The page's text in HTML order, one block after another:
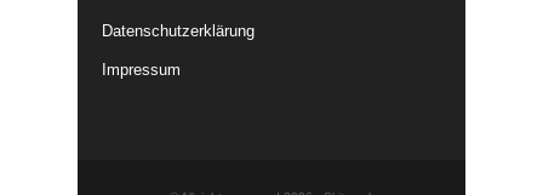
Datenschutzerklärung
Impressum